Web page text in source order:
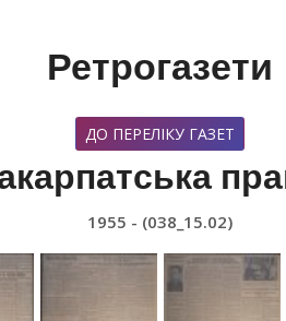
Ретрогазети
ДО ПЕРЕЛІКУ ГАЗЕТ
1955 - (038_15.02)